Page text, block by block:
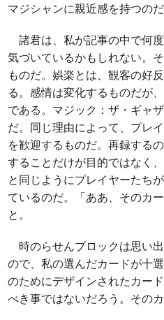
マジシャンに親近感を持つのだ
諸君は、私が記事の中で何
気づいているかもしれない。
ものだ。娯楽とは、観客の好
る。感情は変化するものだが
である。マジック：ザ・ギャ
だ。同じ理由によって、プレ
を歓迎するものだ。再録する
することだけが目的ではなく
と同じようにプレイヤーたち
ているのだ。「ああ、そのカ
と。
時のらせんブロックは思い
ので、私の選んだカードが十
のためにデザインされたカー
べき事ではないだろう。その